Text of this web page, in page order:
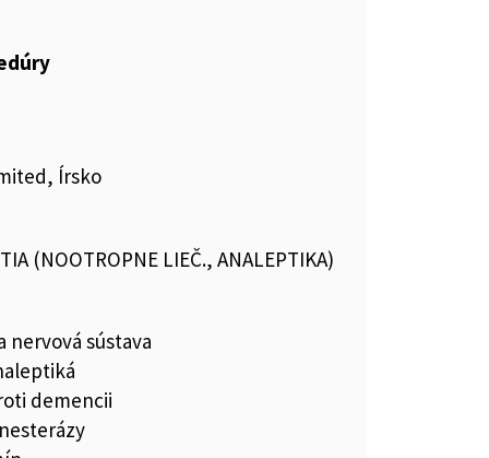
Írsko
(NOOTROPNE LIEČ., ANALEPTIKA)
nervová sústava
demencii